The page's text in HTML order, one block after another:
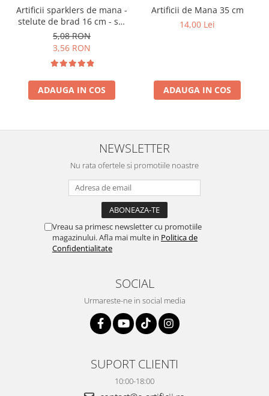
Artificii sparklers de mana -
stelute de brad 16 cm - set
10 buc
5,08 RON
3,56 RON
ADAUGA IN COS
Artificii de Mana 35 cm
14,00 Lei
ADAUGA IN COS
NEWSLETTER
Nu rata ofertele si promotiile noastre
Vreau sa primesc newsletter cu promotiile
magazinului. Afla mai multe in Politica de
Confidentialitate
SOCIAL
Urmareste-ne in social media
SUPORT CLIENTI
10:00-18:00